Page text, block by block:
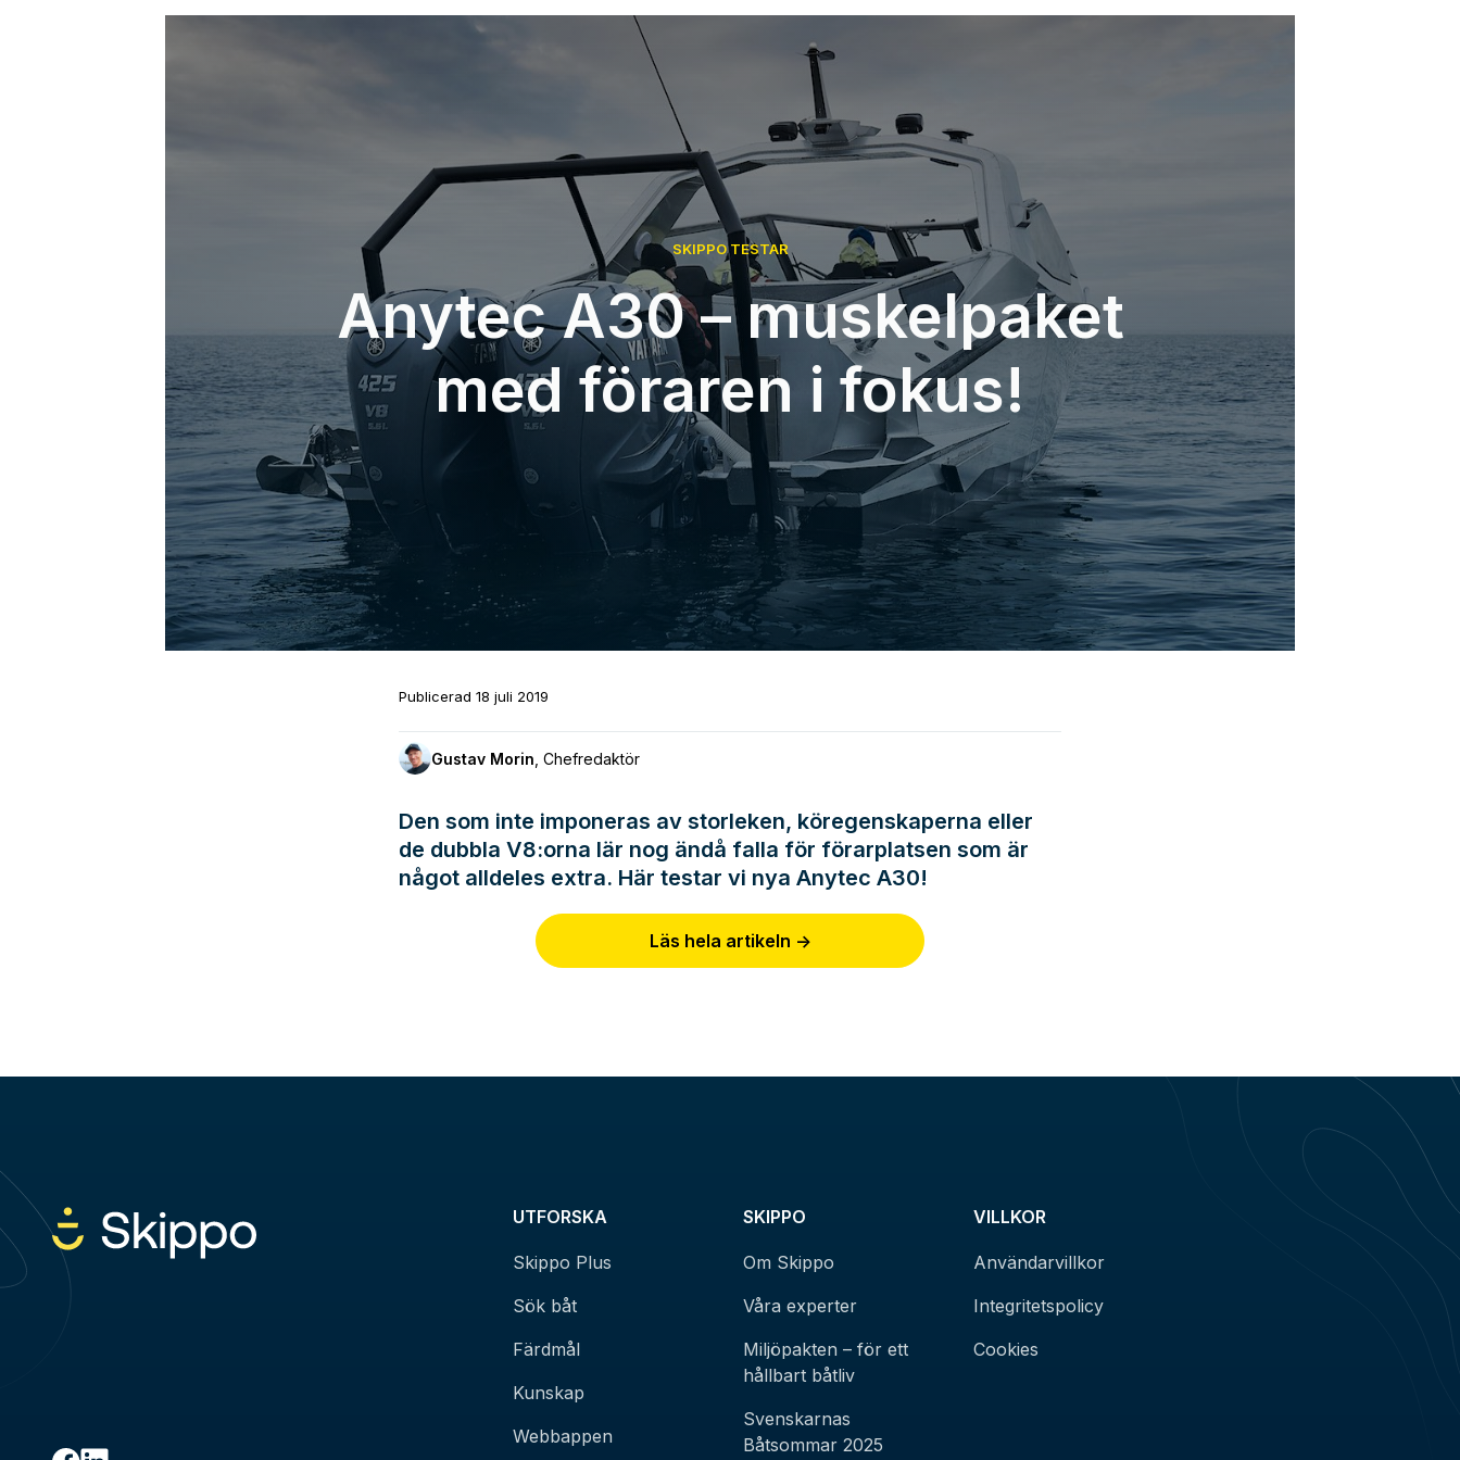
SKIPPO TESTAR
Anytec A30 – muskelpaket
med föraren i fokus!
Publicerad 18 juli 2019
Gustav Morin Chefredaktör
Den som inte imponeras av storleken, köregenskaperna eller
de dubbla V8:orna lär nog ändå falla för förarplatsen som är
något alldeles extra. Här testar vi nya Anytec A30!
Läs hela artikeln ->
UTFORSKA
Skippo Plus
Sök båt
Färdmål
Kunskap
Webbappen
SKIPPO
Om Skippo
Våra experter
Miljöpakten – för ett
hållbart båtliv
Svenskarnas
Båtsommar 2025
VILLKOR
Användarvillkor
Integritetspolicy
Cookies